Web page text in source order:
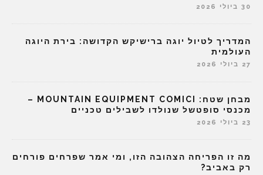
30 ביולי 2026
המדריך לטיול יוגה ברישיקש הקדושה: בירת היוגה
העולמית
27 ביולי 2026
מבחן שטח: MOUNTAIN EQUIPMENT COMICI –
מכנסי סופטשל שנולדו לשבילים טכניים
23 ביולי 2026
מה זו הפריחה הצהובה הזו, ומי אמר שפרחים פורחים
רק באביב?